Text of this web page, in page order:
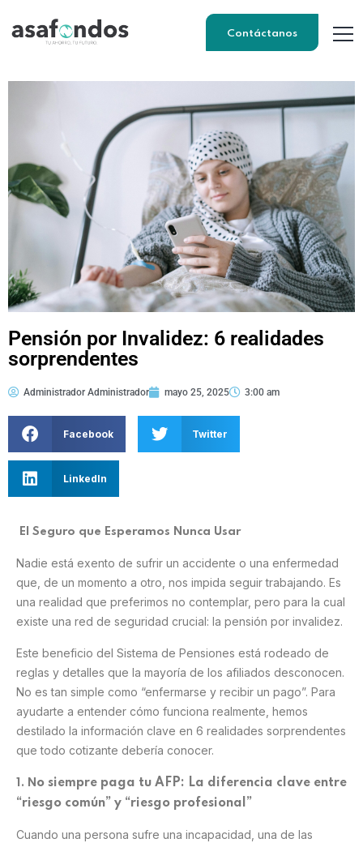
Contáctanos
Pensión por Invalidez: 6 realidades
sorprendentes
Administrador Administrador mayo 25, 2025 3:00 am
Facebook Twitter
LinkedIn
El Seguro que Esperamos Nunca Usar
Nadie está exento de sufrir un accidente o una enfermedad
que, de un momento a otro, nos impida seguir trabajando. Es
una realidad que preferimos no contemplar, pero para la cual
existe una red de seguridad crucial: la pensión por invalidez.
Este beneficio del Sistema de Pensiones está rodeado de
reglas y detalles que la mayoría de los afiliados desconocen.
No es tan simple como “enfermarse y recibir un pago”. Para
ayudarte a entender cómo funciona realmente, hemos
destilado la información clave en 6 realidades sorprendentes
que todo cotizante debería conocer.
1. N o siempre paga tu AFP: La diferencia clave entre
“riesgo común” y “riesgo profesional”
Cuando una persona sufre una incapacidad, una de las